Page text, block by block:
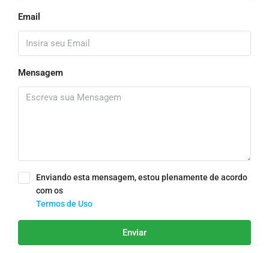
Email
Mensagem
Enviando esta mensagem, estou plenamente de acordo
com os
Termos de Uso
Enviar